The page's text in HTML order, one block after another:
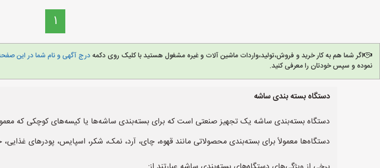
1
اگر شما هم به کار خرید و فروش،تولید،واردات ماشین آلات و غیره مشغول هستید با کلیک روی دکمهدرج آگهی و نام شما در این
نموده و سپس خودتان را معرفی کنید.
دستگاه بسته بندی ساشه
دستگاه بسته‌بندی ساشه یک تجهیز صنعتی است که برای بسته‌بندی ساشه‌ها یا کیسه‌های کوچکی که معمولاً
دستگاه‌ها معمولاً برای بسته‌بندی محصولاتی مانند قهوه، چای، آرد، نمک، شکر، اسپایس، پودرهای